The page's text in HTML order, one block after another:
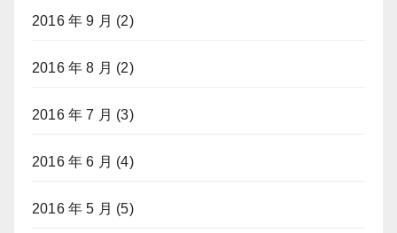
2016 年 9 月 (2)
2016 年 8 月 (2)
2016 年 7 月 (3)
2016 年 6 月 (4)
2016 年 5 月 (5)